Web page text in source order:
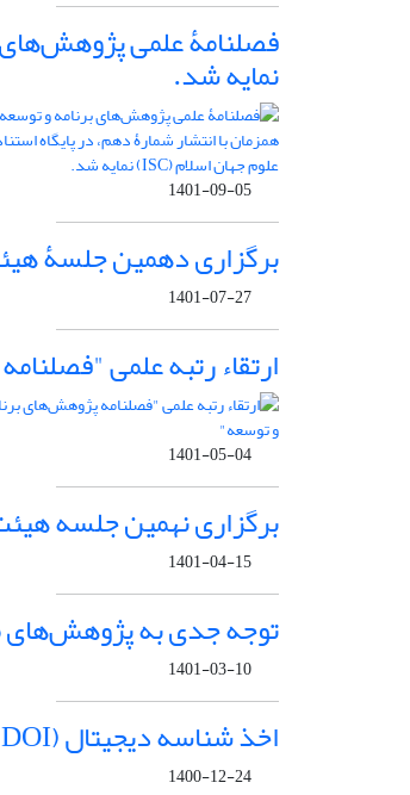
نمایه شد.
1401-09-05
برگزاری دهمین جلسۀ
1401-07-27
ارتقاء رتبه علمی
1401-05-04
برگزاری نهمین جلسه
1401-04-15
توجه جدی به پژوهش‌های
1401-03-10
اخذ شناسه دیجیتال (DOI) برای مقالات فصلنامه علمی پژوهش‌های برنامه و توسعه
1400-12-24